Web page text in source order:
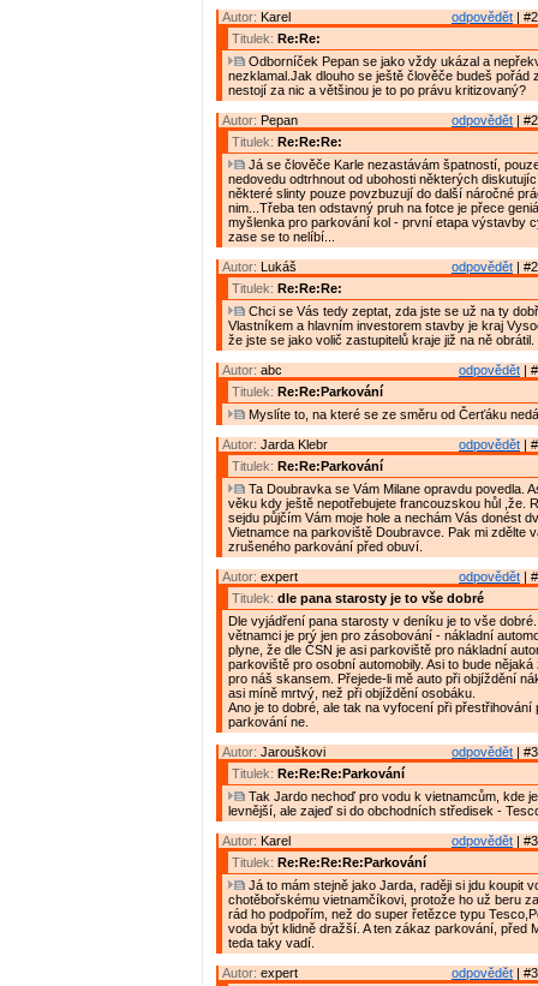
odpovědět |
Autor: Karel
Titulek: Re:Re:
Odborníček Pepan se jako vždy ukázal a
nezklamal.Jak dlouho se ještě člověče budeš pořád
nestojí za nic a většinou je to po právu kritizovaný?
odpovědět |
Autor: Pepan
Titulek: Re:Re:Re:
Já se člověče Karle nezastávám špatností,
nedovedu odtrhnout od ubohosti některých
některé slinty pouze povzbuzují do další náročné
nim...Třeba ten odstavný pruh na fotce je přece
myšlenka pro parkování kol - první etapa výstavby
zase se to nelíbí...
odpovědět |
Autor: Lukáš
Titulek: Re:Re:Re:
Chci se Vás tedy zeptat, zda jste se už na ty
Vlastníkem a hlavním investorem stavby je kraj
že jste se jako volič zastupitelů kraje již na ně obrátil.
odpovědět |
Autor: abc
Titulek: Re:Re:Parkování
Myslíte to, na které se ze směru od Čerťáku
odpovědět |
Autor: Jarda Klebr
Titulek: Re:Re:Parkování
Ta Doubravka se Vám Milane opravdu povedla.
věku kdy ještě nepotřebujete francouzskou hůl ,že.
sejdu půjčím Vám moje hole a nechám Vás donést
Vietnamce na parkoviště Doubravce. Pak mi zdělte
zrušeného parkování před obuví.
odpovědět |
Autor: expert
Titulek: dle pana starosty je to vše dobré
Dle vyjádření pana starosty v deníku je to vše
větnamci je prý jen pro zásobování - nákladní
plyne, že dle ČSN je asi parkoviště pro nákladní
parkoviště pro osobní automobily. Asi to bude
pro náš skansem. Přejede-li mě auto při objíždění
asi míně mrtvý, než při objíždění osobáku.
Ano je to dobré, ale tak na vyfocení při přestřihování
parkování ne.
odpovědět |
Autor: Jarouškovi
Titulek: Re:Re:Re:Parkování
Tak Jardo nechoď pro vodu k vietnamcům, kde
levnější, ale zajeď si do obchodních středisek -
odpovědět |
Autor: Karel
Titulek: Re:Re:Re:Re:Parkování
Já to mám stejně jako Jarda, raději si jdu koupit
chotěbořskému vietnamčíkovi, protože ho už beru
rád ho podpořím, než do super řetězce typu
voda být klidně dražší. A ten zákaz parkování, před
teda taky vadí.
odpovědět |
Autor: expert